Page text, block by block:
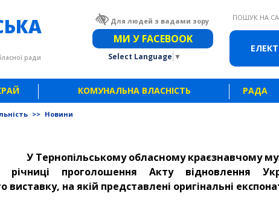
ради
Для людей з вадами зору Звичайна
МИ У FACEBOOK
Select Language ▼
ПОШУК НА
КОМУНАЛЬНА ВЛАСНІСТЬ РАДА
>> Новини
У Тернопільському обласному краєзнавчому
річниці проголошення Акту відновлення
виставку, на якій представлені оригінальні